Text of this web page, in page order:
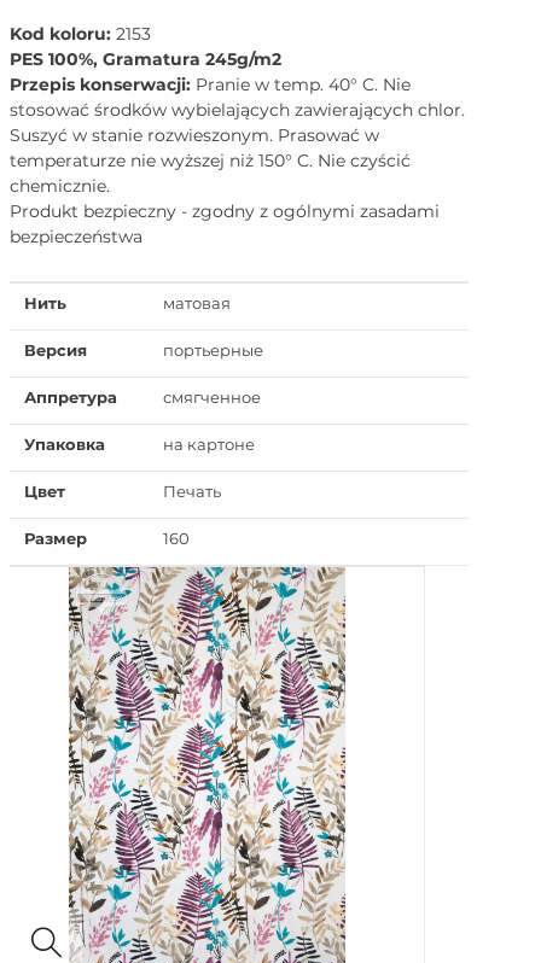
Kod koloru: 2153
PES 100%, Gramatura 245g/m2
Przepis konserwacji: Pranie w temp. 40° C. Nie
stosować środków wybielających zawierających chlor.
Suszyć w stanie rozwieszonym. Prasować w
temperaturze nie wyższej niż 150° C. Nie czyścić
chemicznie.
Produkt bezpieczny - zgodny z ogólnymi zasadami
bezpieczeństwa
Нить матовая
Версия портьерные
Аппретура смягченное
Упаковка на картоне
Цвет Печать
Размер 160